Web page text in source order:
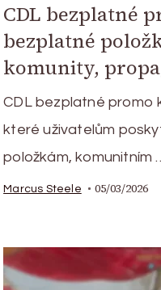
CDL bezplatné
bezplatné
komunity,
CDL bezplatné promo
které uživatelům
položkám, komunitním
Marcus Steele 05/03/2026